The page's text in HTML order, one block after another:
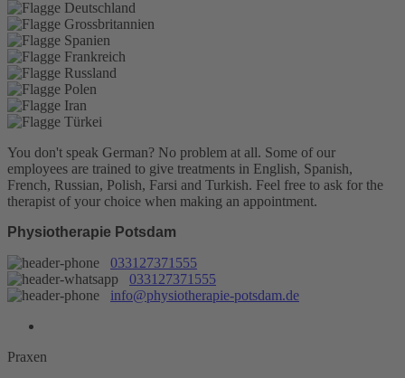
You don't speak German? No problem at all. Some of our
employees are trained to give treatments in English, Spanish,
French, Russian, Polish, Farsi and Turkish. Feel free to ask for the
therapist of your choice when making an appointment.
Physiotherapie Potsdam
033127371555
033127371555
info@physiotherapie-potsdam.de
Praxen